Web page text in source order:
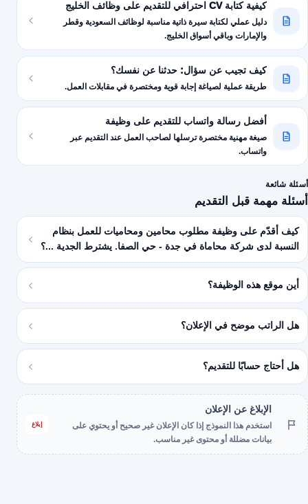
كيفية كتابة CV احترافي للتقديم على وظائف الخليج
دليل عملي لكتابة سيرة ذاتية مناسبة لوظائف السعودية وقطر
والإمارات وباقي أسواق الخليج.
كيف تجيب عن سؤال: حدثنا عن نفسك؟
طريقة عملية لصياغة إجابة قوية ومختصرة في مقابلات العمل.
أفضل رسالة واتساب للتقديم على وظيفة
صيغة مهنية مختصرة ترسلها لصاحب العمل عند التقديم عبر
واتساب.
أسئلة شائعة
أسئلة مهمة قبل التقديم
كيف أقدّم على وظيفة مطلوب محامين ومحاميات للعمل بنظام
النسبة لدى شركة محاماة في جدة - حي الصفا. يشترط الجدية ...؟
أين موقع هذه الوظيفة؟
هل الراتب موضح في الإعلان؟
هل أحتاج حسابًا للتقديم؟
الإبلاغ عن الإعلان
استخدم هذا النموذج إذا كان الإعلان غير صحيح أو يحتوي على
بيانات مضللة أو محتوى غير مناسب.
إبلاغ